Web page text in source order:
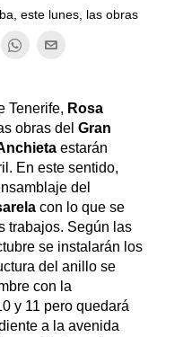
este lunes, las obras
Tenerife, Rosa
obras del Gran
estarán
En este sentido,
del
con lo que se
trabajos. Según las
se instalarán los
del anillo se
con la
y 11 pero quedará
a la avenida